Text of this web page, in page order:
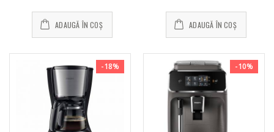
AquaClean, optiune cafea
macinata, negru
ADAUGĂ ÎN COȘ
ceramica, negru/argintiu
ADAUGĂ ÎN COȘ
-18% -10%